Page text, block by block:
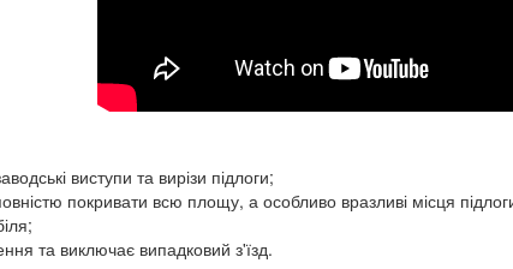
виступи та вирізи підлоги;
покривати всю площу, а особливо вразливі місця
та виключає випадковий з'їзд.